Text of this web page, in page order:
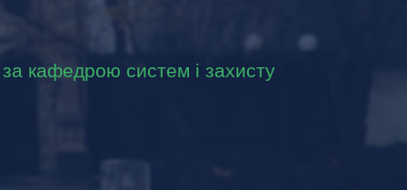
кафедрою систем і захисту